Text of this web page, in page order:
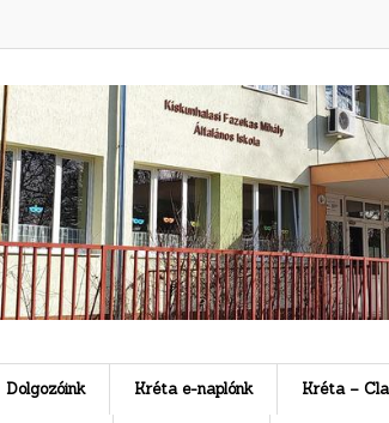
Dolgozóink Kréta e-naplónk Kréta –